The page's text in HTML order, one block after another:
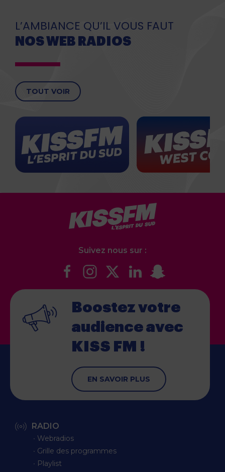
L’AMBIANCE QU’IL VOUS FAUT
NOS WEB RADIOS
TOUT VOIR
Suivez nous sur :
Boostez votre
audience avec
KISS FM !
EN SAVOIR PLUS
RADIO
∙ Webradios
∙ Grille des programmes
∙ Playlist